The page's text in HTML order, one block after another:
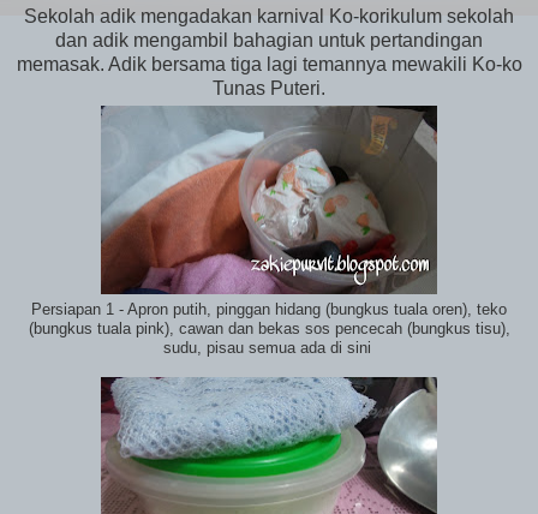
Sekolah adik mengadakan karnival Ko-korikulum sekolah
dan adik mengambil bahagian untuk pertandingan
memasak. Adik bersama tiga lagi temannya mewakili Ko-ko
Tunas Puteri.
Persiapan 1 - Apron putih, pinggan hidang (bungkus tuala oren), teko
(bungkus tuala pink), cawan dan bekas sos pencecah (bungkus tisu),
sudu, pisau semua ada di sini